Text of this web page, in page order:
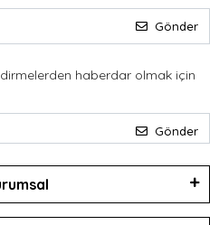
Gönder
haberdar olmak için
Gönder